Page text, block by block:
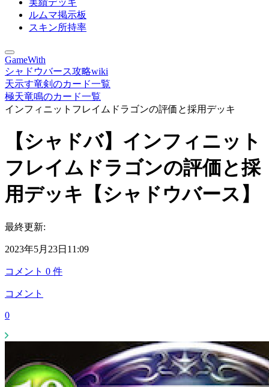
実績デッキ
ルムマ掲示板
スキン所持率
GameWith
シャドウバース攻略wiki
天示す竜剣のカード一覧
極天竜鳴のカード一覧
インフィニットフレイムドラゴンの評価と採用デッキ
【シャドバ】インフィニット
フレイムドラゴンの評価と採
用デッキ【シャドウバース】
最終更新:
2023年5月23日11:09
コメント 0 件
コメント
0